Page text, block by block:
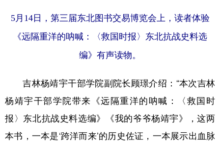
安徽
广东 广西 海南 重庆
甘肃 青海 宁夏
5月14日，第三届东北图书交易博览会上，读者体验
《远隔重洋的呐喊：〈救国时报〉东北抗战史料选
编》有声读物。
吉林杨靖宇干部学院副院长顾璟介绍：“本次吉林
杨靖宇干部学院带来《远隔重洋的呐喊：〈救国时
报〉东北抗战史料选编》《我的爷爷杨靖宇》，这两
本书，一本是‘跨洋而来’的历史佐证，一本展示出血脉